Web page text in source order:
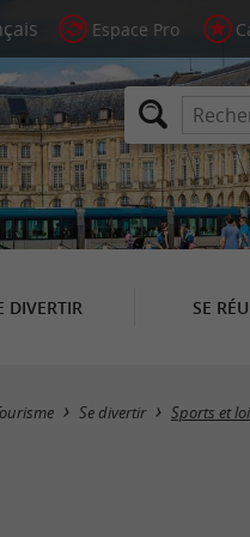
Espace Pro
DIVERTIR SE
Se divertir Sports et